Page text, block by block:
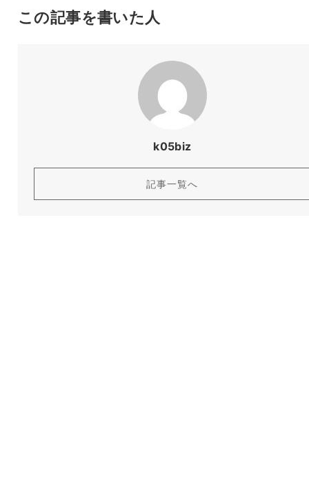
この記事を書いた人
k05biz
記事一覧へ